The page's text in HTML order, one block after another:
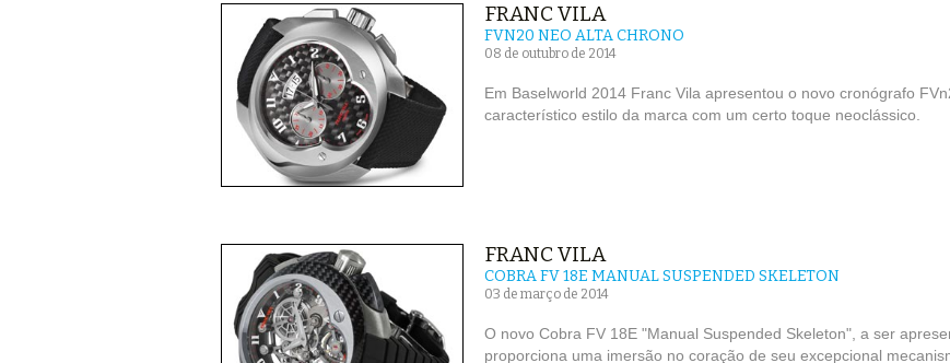
FRANC VILA
FVN20 NEO ALTA CHRONO
08 de outubro de 2014
Em Baselworld 2014 Franc Vila apresentou o novo cronógrafo
característico estilo da marca com um certo toque neoclássico.
FRANC VILA
COBRA FV 18E MANUAL SUSPENDED SKELETON
03 de março de 2014
O novo Cobra FV 18E "Manual Suspended Skeleton", a ser
proporciona uma imersão no coração de seu excepcional